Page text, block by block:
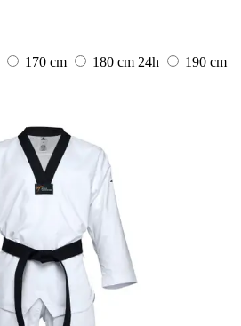
170 cm 180 cm 24h
190 cm